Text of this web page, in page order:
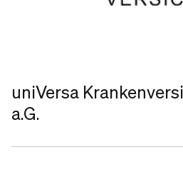
uniVersa
a.G.